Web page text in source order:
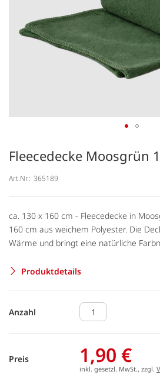
Fleecedecke Moosgrün
Art.Nr.: 365189
ca. 130 x 160 cm - Fleecedecke in
160 cm aus weichem Polyester. Die
Wärme und bringt eine natürliche
Produktdetails
Anzahl
Preis 1,90 €
inkl. gesetzl. MwSt., zzgl.